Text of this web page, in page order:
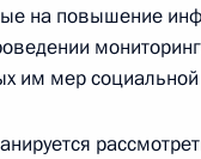
развитию
на повышение
им мер